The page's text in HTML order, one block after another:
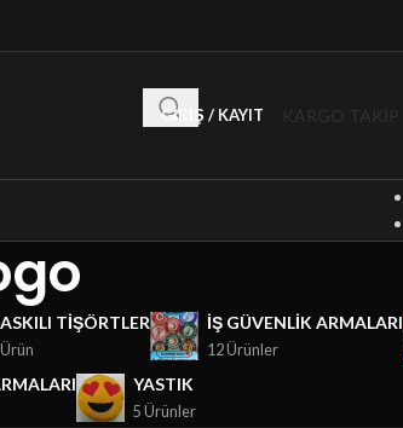
GIRIŞ / KAYIT KARGO TAKİP
TIŞÖRTLER İŞ GÜVENLIK ARMALARI
12 Ürünler
YASTIK
5 Ürünler